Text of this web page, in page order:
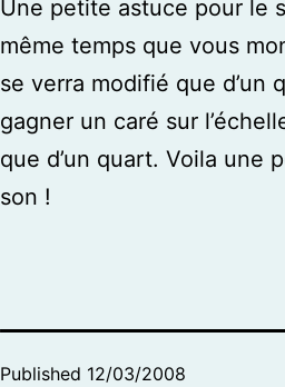
Une petite astuce pour le
même temps que vous
se verra modifié que d’un
gagner un caré sur
que d’un quart. Voila une
son !
Published 12/03/2008